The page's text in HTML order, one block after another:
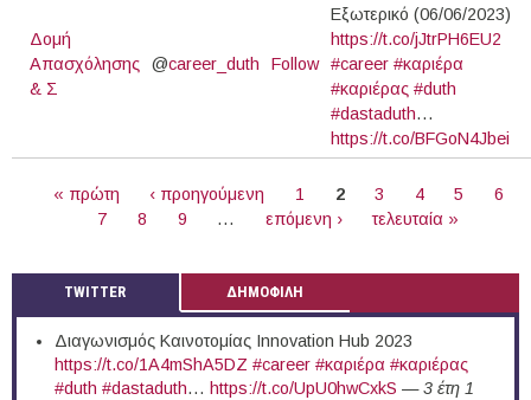
Δομή
Απασχόλησης
& Σ
@career_duth Follow
Εξωτερικό (06/06/2023)
https://t.co/jJtrPH6EU2
#career #καριέρα
#καριέρας #duth
#dastaduth…
https://t.co/BFGoN4Jbei
« πρώτη ‹ προηγούμενη 1 2 3 4 5
6
7
8 9 … επόμενη › τελευταία »
TWITTER ΔΗΜΟΦΙΛΗ
Διαγωνισμός Καινοτομίας Innovation Hub 2023
https://t.co/1A4mShA5DZ #career #καριέρα #καριέρας
#duth #dastaduth… https://t.co/UpU0hwCxkS —3 έτη 1